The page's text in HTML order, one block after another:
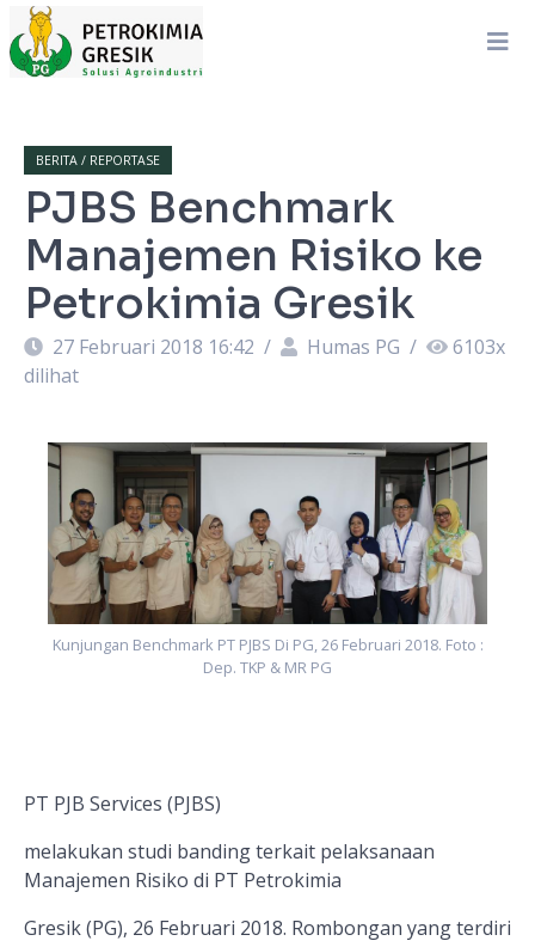
BERITA / REPORTASE
PJBS Benchmark
Manajemen Risiko ke
Petrokimia Gresik
27 Februari 2018 16:42 / Humas PG / 6103x
dilihat
Kunjungan Benchmark PT PJBS Di PG, 26 Februari 2018. Foto :
Dep. TKP & MR PG
PT PJB Services (PJBS)
melakukan studi banding terkait pelaksanaan
Manajemen Risiko di PT Petrokimia
Gresik (PG), 26 Februari 2018. Rombongan yang terdiri